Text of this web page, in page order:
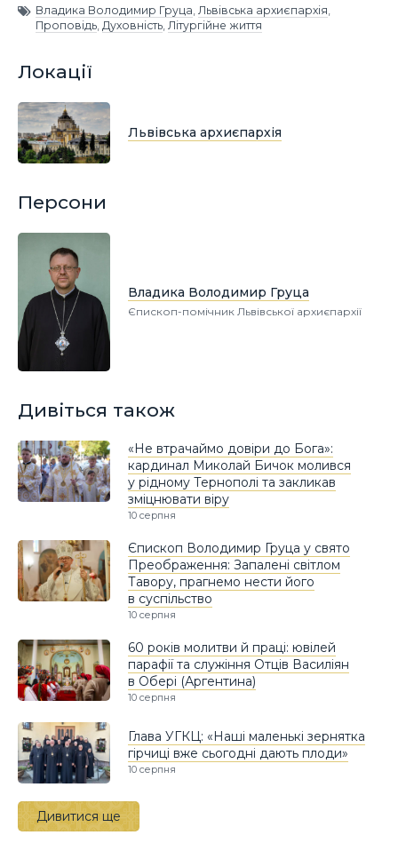
Владика Володимир Груца Львівська архиєпархія
Проповідь Духовність Літургійне життя
Локації
Львівська архиєпархія
Персони
Владика Володимир Груца
Єпископ-помічник Львівської архиєпархії
Дивіться також
«Не втрачаймо довіри до Бога»:
кардинал Миколай Бичок молився
у рідному Тернополі та закликав
зміцнювати віру
10 серпня
Єпископ Володимир Груца у свято
Преображення: Запалені світлом
Тавору, прагнемо нести його
в суспільство
10 серпня
60 років молитви й праці: ювілей
парафії та служіння Отців Василіян
в Обері (Аргентина)
10 серпня
Глава УГКЦ: «Наші маленькі зернятка
гірчиці вже сьогодні дають плоди»
10 серпня
Дивитися ще